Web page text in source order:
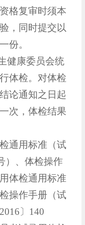
格复审时须本
，同时提交以
份。
健康委员会统
体检。对体检
论通知之日起
次，体检结果
通用标准（试
）、体检操作
体检通用标准
操作手册（试
〕140